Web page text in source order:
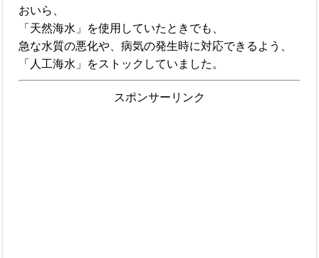
おいら、
「天然海水」を使用していたときでも、
急な水質の悪化や、病気の発生時に対応できるよう、
「人工海水」をストックしていました。
スポンサーリンク